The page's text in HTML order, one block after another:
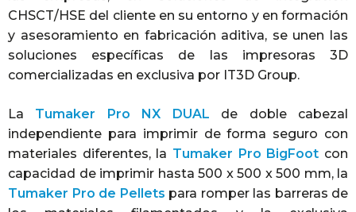
CHSCT/HSE del cliente en su entorno y en formación
y asesoramiento en fabricación aditiva, se unen las
soluciones específicas de las impresoras 3D
comercializadas en exclusiva por IT3D Group.
La Tumaker Pro NX DUAL de doble cabezal
independiente para imprimir de forma seguro con
materiales diferentes, la Tumaker Pro BigFoot con
capacidad de imprimir hasta 500 x 500 x 500 mm, la
Tumaker Pro de Pellets para romper las barreras de